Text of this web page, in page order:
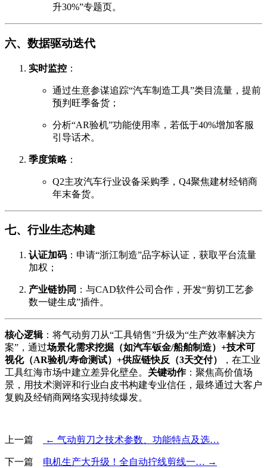
升30%”专题页。
六、数据驱动迭代
实时监控 ：
通过生意参谋追踪“汽车制造工具”类目流量，提前
预判旺季备货；
分析“AR验机”功能使用率，若低于40%增加客服
引导话术。
季度策略：
Q2主攻汽车行业设备采购季，Q4聚焦建材经销商
年末备货。
七、行业生态构建
认证加码 ：申请“浙江制造”品字标认证，获取平台流量
加权；
产业链协同 ：与CAD软件公司合作，开发“剪切工艺参
数一键生成”插件。
核心逻辑：将气动剪刀从“工具销售”升级为“生产效率解决方
案”，通过场景化需求挖掘（如汽车钣金/船舶制造）+技术可
视化（AR验机/寿命测试）+供应链快反（3天交付）
，在工业
工具红海市场中建立差异化壁垒。 关键动作：聚焦高价值场
景，用技术测评和行业白皮书构建专业信任，最终通过大客户
复购及经销商网络实现持续爆发。
上一篇 ← 气动剪刀之技术参数、功能特点及选…
下一篇 电机生产大升级！全自动拧线剪线一… →